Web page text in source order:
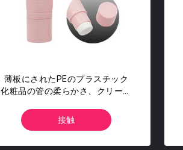
薄板にされたPEのプラスチック
化粧品の管の柔らかさ、クリーム
接触